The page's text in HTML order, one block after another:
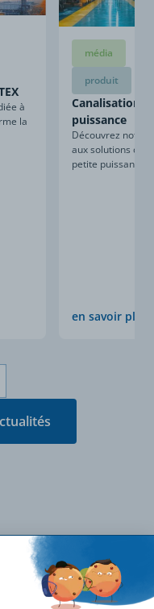
à
la
média
produit
Canalisations
puissance
Découvrez notre
aux solutions de
petite puissance.
en savoir plus